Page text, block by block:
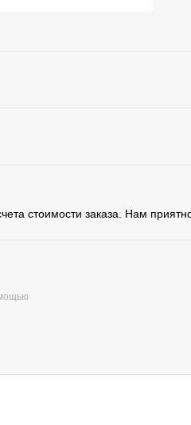
стоимости заказа. Нам